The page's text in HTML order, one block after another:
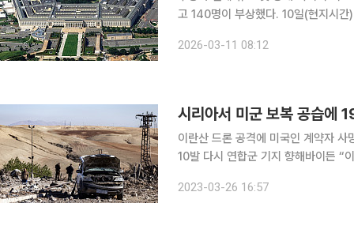
고 140명이 부상했다. 10일(현지시간) 뉴욕타임스(NYT)에 따르면 미국 국방부(전쟁부)는 대이란
발표했다. 미 국방부가 공격을 시
2026-03-11 08:12
시리아서 미군 보복 공습에
이란산 드론 공격에 미국인 계약자 사
10발 다시 연합군 기지 향해바이든 “
로 지금까지 19명이 사망했다고 영
2023-03-26 16:57